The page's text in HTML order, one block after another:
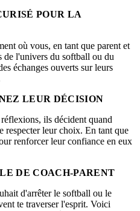
POUR LA
où vous, en tant que parent et
de l'univers du softball ou du
échanges ouverts sur leurs
LEUR DÉCISION
ils décident quand
respecter leur choix. En tant que
renforcer leur confiance en eux
DE COACH-PARENT
d'arrêter le softball ou le
te traverser l'esprit. Voici